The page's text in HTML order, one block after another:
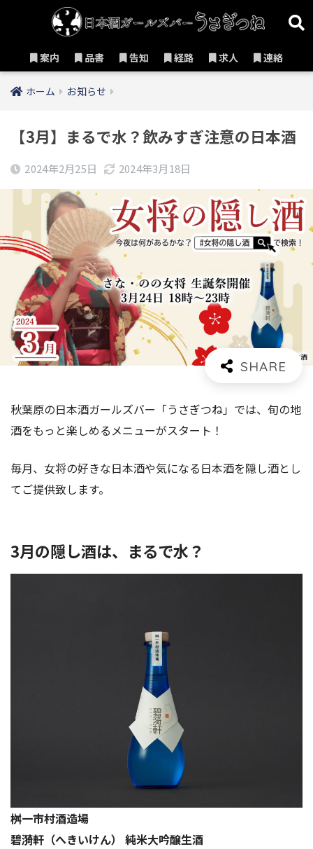
案内 品書 告知 経路 求人 連絡
ホーム お知らせ
【3月】まるで水？飲みすぎ注意の日本酒
2024年2月25日 2024年3月18日
秋葉原の日本酒ガールズバー「うさぎつね」では、旬の地
酒をもっと楽しめるメニューがスタート！
毎月、女将の好きな日本酒や気になる日本酒を隠し酒とし
てご提供致します。
3月の隠し酒は、まるで水？
桝一市村酒造場
碧漪軒（へきいけん） 純米大吟醸生酒